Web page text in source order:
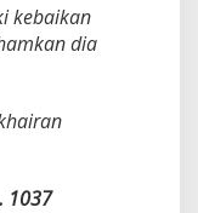
kebaikan
dia
1037